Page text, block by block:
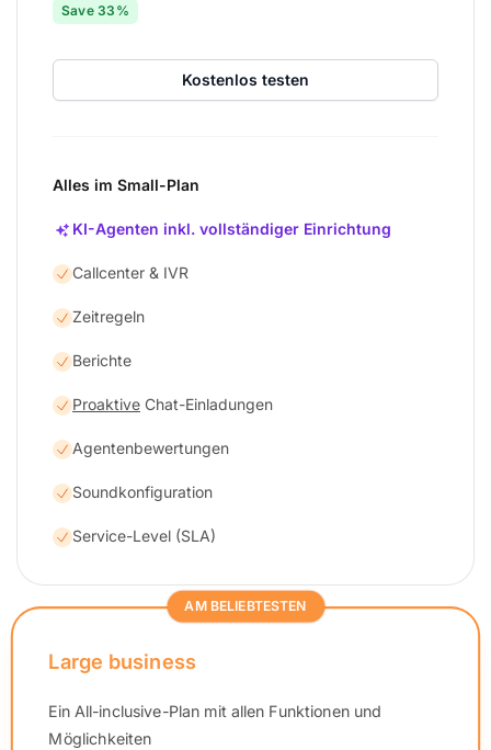
Save 33%
Kostenlos testen
Alles im Small-Plan
KI-Agenten inkl. vollständiger Einrichtung
Callcenter & IVR
Zeitregeln
Berichte
Proaktive Chat-Einladungen
Agentenbewertungen
Soundkonfiguration
Service-Level (SLA)
AM BELIEBTESTEN
Large business
Ein All-inclusive-Plan mit allen Funktionen und
Möglichkeiten